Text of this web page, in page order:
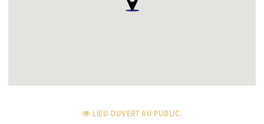
LIEU OUVERT AU PUBLIC.